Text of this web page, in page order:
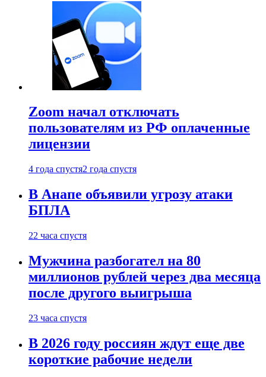
Zoom начал отключать
пользователям из РФ оплаченные
лицензии
4 года спустя2 года спустя
В Анапе объявили угрозу атаки
БПЛА
22 часа спустя
Мужчина разбогател на 80
миллионов рублей через два месяца
после другого выигрыша
23 часа спустя
В 2026 году россиян ждут еще две
короткие рабочие недели